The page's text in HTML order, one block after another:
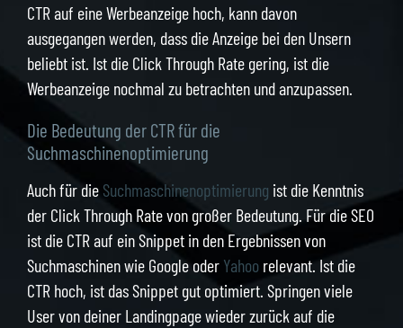
CTR auf eine Werbeanzeige hoch, kann davon
ausgegangen werden, dass die Anzeige bei den Unsern
beliebt ist. Ist die Click Through Rate gering, ist die
Werbeanzeige nochmal zu betrachten und anzupassen.
Die Bedeutung der CTR für die
Suchmaschinenoptimierung
Auch für die Suchmaschinenoptimierung ist die Kenntnis
der Click Through Rate von großer Bedeutung. Für die SEO
ist die CTR auf ein Snippet in den Ergebnissen von
Suchmaschinen wie Google oder Yahoo relevant. Ist die
CTR hoch, ist das Snippet gut optimiert. Springen viele
User von deiner Landingpage wieder zurück auf die